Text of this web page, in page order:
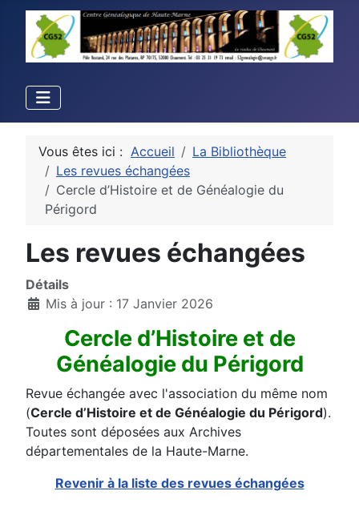
Vous êtes ici : Accueil
La Bibliothèque
Les revues échangées
Cercle d’Histoire et de Généalogie du
Périgord
Les revues échangées
Détails
Mis à jour : 17 Janvier 2026
Cercle d’Histoire et de
Généalogie du Périgord
Revue échangée avec l'association du même nom
(Cercle d’Histoire et de Généalogie du Périgord).
Toutes sont déposées aux Archives
départementales de la Haute-Marne.
Revenir à la liste des revues échangées